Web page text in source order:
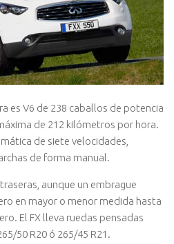
es V6 de 238 caballos de potencia
de 212 kilómetros por hora.
de siete velocidades,
de forma manual.
aunque un embrague
en mayor o menor medida hasta
El FX lleva ruedas pensadas
50 R20 ó 265/45 R21.